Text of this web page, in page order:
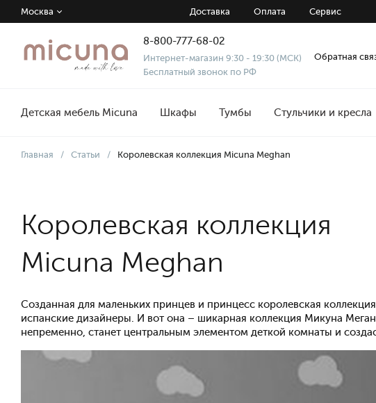
Москва Доставка Оплата Сервис
8-800-777-68-02
Интернет-магазин 9:30 - 19:30 (МСК)
Бесплатный звонок по РФ
Обратная
Детская мебель Micuna Шкафы Тумбы Стульчики и кресла
Главная / Статьи / Королевская коллекция Micuna Meghan
Королевская коллекция
Micuna Meghan
Созданная для маленьких принцев и принцесс королевская
испанские дизайнеры. И вот она – шикарная коллекция Микуна
непременно, станет центральным элементом деткой комнаты и